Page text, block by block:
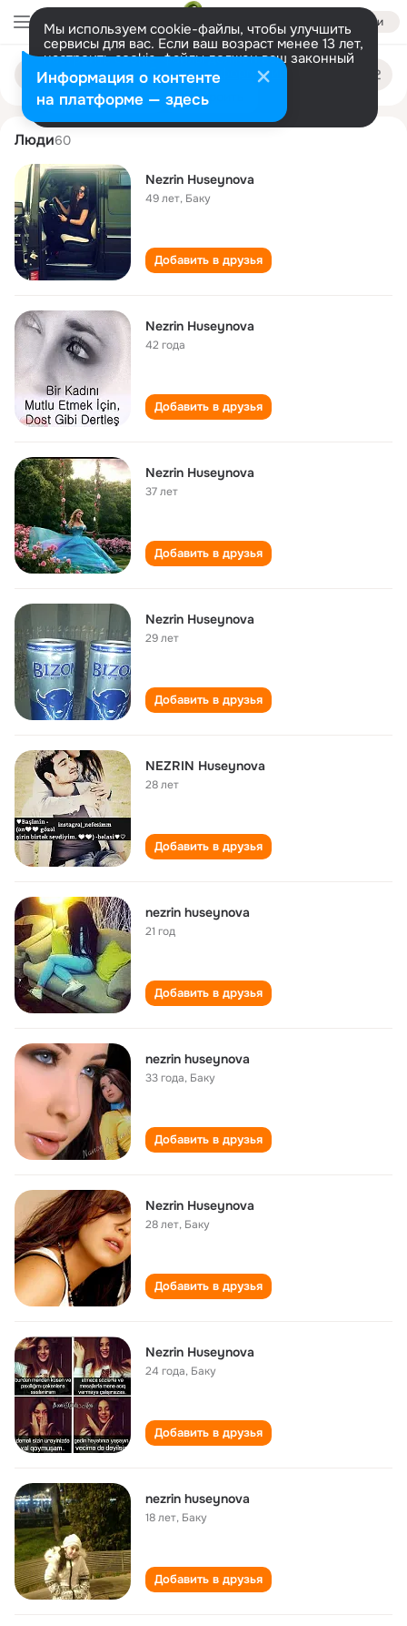
Войти
Мы используем cookie-файлы, чтобы улучшить
сервисы для вас. Если ваш возраст менее 13 лет,
настроить cookie-файлы должен ваш законный
представитель. Больше информации
Разрешить все Настроить
Поиск
людям
nezrin huseynova
Люди60
Nezrin Huseynova
49 лет, Баку
Добавить в друзья
Nezrin Huseynova
42 года
Добавить в друзья
Nezrin Huseynova
37 лет
Добавить в друзья
Nezrin Huseynova
29 лет
Добавить в друзья
NEZRIN Huseynova
28 лет
Добавить в друзья
nezrin huseynova
21 год
Добавить в друзья
nezrin huseynova
33 года, Баку
Добавить в друзья
Nezrin Huseynova
28 лет, Баку
Добавить в друзья
Nezrin Huseynova
24 года, Баку
Добавить в друзья
nezrin huseynova
18 лет, Баку
Добавить в друзья
Информация о контенте
на платформе — здесь